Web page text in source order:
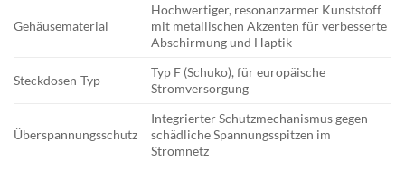
Gehäusematerial
Hochwertiger, resonanzarmer Kunststoff
mit metallischen Akzenten für verbesserte
Abschirmung und Haptik
Steckdosen-Typ
Typ F (Schuko), für europäische
Stromversorgung
Überspannungsschutz
Integrierter Schutzmechanismus gegen
schädliche Spannungsspitzen im
Stromnetz